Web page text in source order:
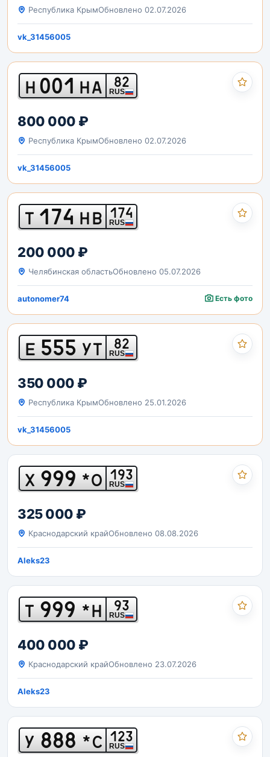
Республика КрымОбновлено 02.07.2026
vk_31456005
Н 001 НА 82
RUS
800 000 ₽
Республика КрымОбновлено 02.07.2026
vk_31456005
Т 174 НВ 174
RUS
200 000 ₽
Челябинская областьОбновлено 05.07.2026
autonomer74 Есть фото
Е 555 УТ 82
RUS
350 000 ₽
Республика КрымОбновлено 25.01.2026
vk_31456005
Х 999 *О 193
RUS
325 000 ₽
Краснодарский крайОбновлено 08.08.2026
Aleks23
Т 999 *Н 93
RUS
400 000 ₽
Краснодарский крайОбновлено 23.07.2026
Aleks23
У 888 *С 123
RUS